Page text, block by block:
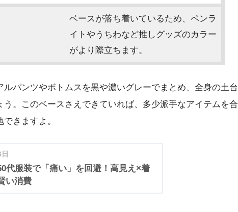
ベースが落ち着いているため、ペンラ
イトやうちわなど推しグッズのカラー
がより際立ちます。
パンツやボトムスを黒や濃いグレーでまとめ、全身の土台
う。このベースさえできていれば、多少派手なアイテムを合
きますよ。
代服装で「痛い」を回避！高見え×着
い消費